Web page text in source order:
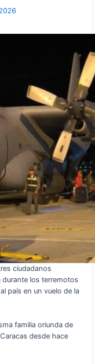
ciudadanos
durante los terremotos
país en un vuelo de la
familia oriunda de
desde hace